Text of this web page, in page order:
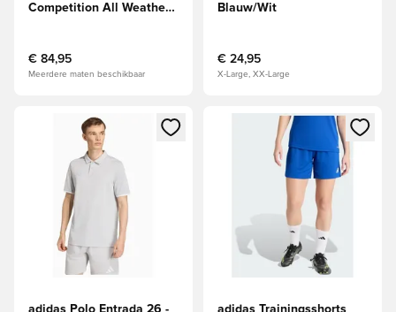
Competition All Weather -
€ 84,95
Meerdere maten beschikbaar
Blauw/Wit
€ 24,95
X-Large, XX-Large
Opent een venster om in te loggen of je aan te melden als
adidas Polo Entrada 26 -
Opent een venster om in te
adidas Trainingsshorts